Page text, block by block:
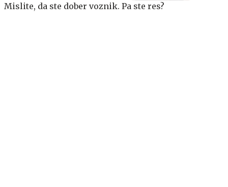
Mislite, da ste dober voznik. Pa ste res?